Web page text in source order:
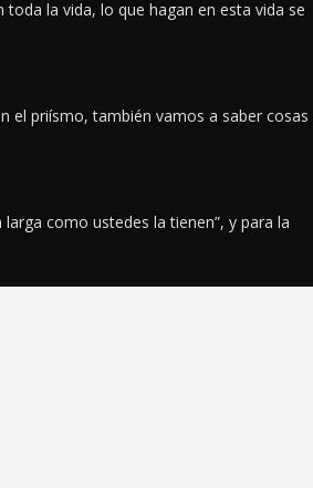
la vida, lo que hagan en esta vida se
el priísmo, también vamos a saber cosas
como ustedes la tienen”, y para la